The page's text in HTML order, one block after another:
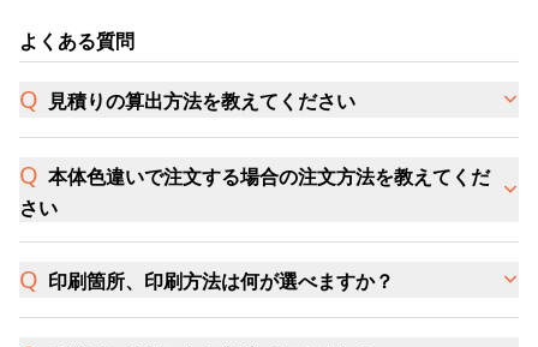
よくある質問
見積りの算出方法を教えてください
本体色違いで注文する場合の注文方法を教えてくだ
さい
印刷箇所、印刷方法は何が選べますか？